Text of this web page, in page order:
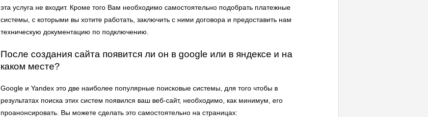
эта услуга не входит. Кроме того Вам необходимо самостоятельно подобрать платежные
системы, с которыми вы хотите работать, заключить с ними договора и предоставить нам
техническую документацию по подключению.
После создания сайта появится ли он в google или в яндексе и на
каком месте?
Google и Yandex это две наиболее популярные поисковые системы, для того чтобы в
результатах поиска этих систем появился ваш веб-сайт, необходимо, как минимум, его
проанонсировать. Вы можете сделать это самостоятельно на страницах: